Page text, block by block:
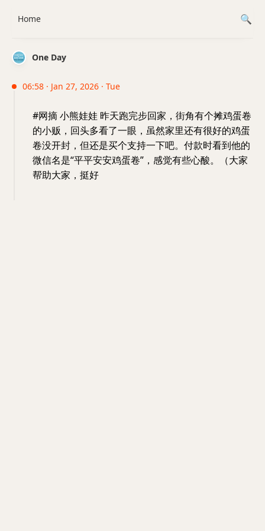
One Day
06:58 · Jan 27, 2026 · Tue
#网摘 小熊娃娃 昨天跑完步回家，街角有个摊鸡蛋卷
的小贩，回头多看了一眼，虽然家里还有很好的鸡蛋
卷没开封，但还是买个支持一下吧。付款时看到他的
微信名是“平平安安鸡蛋卷”，感觉有些心酸。（大家
帮助大家，挺好
Home